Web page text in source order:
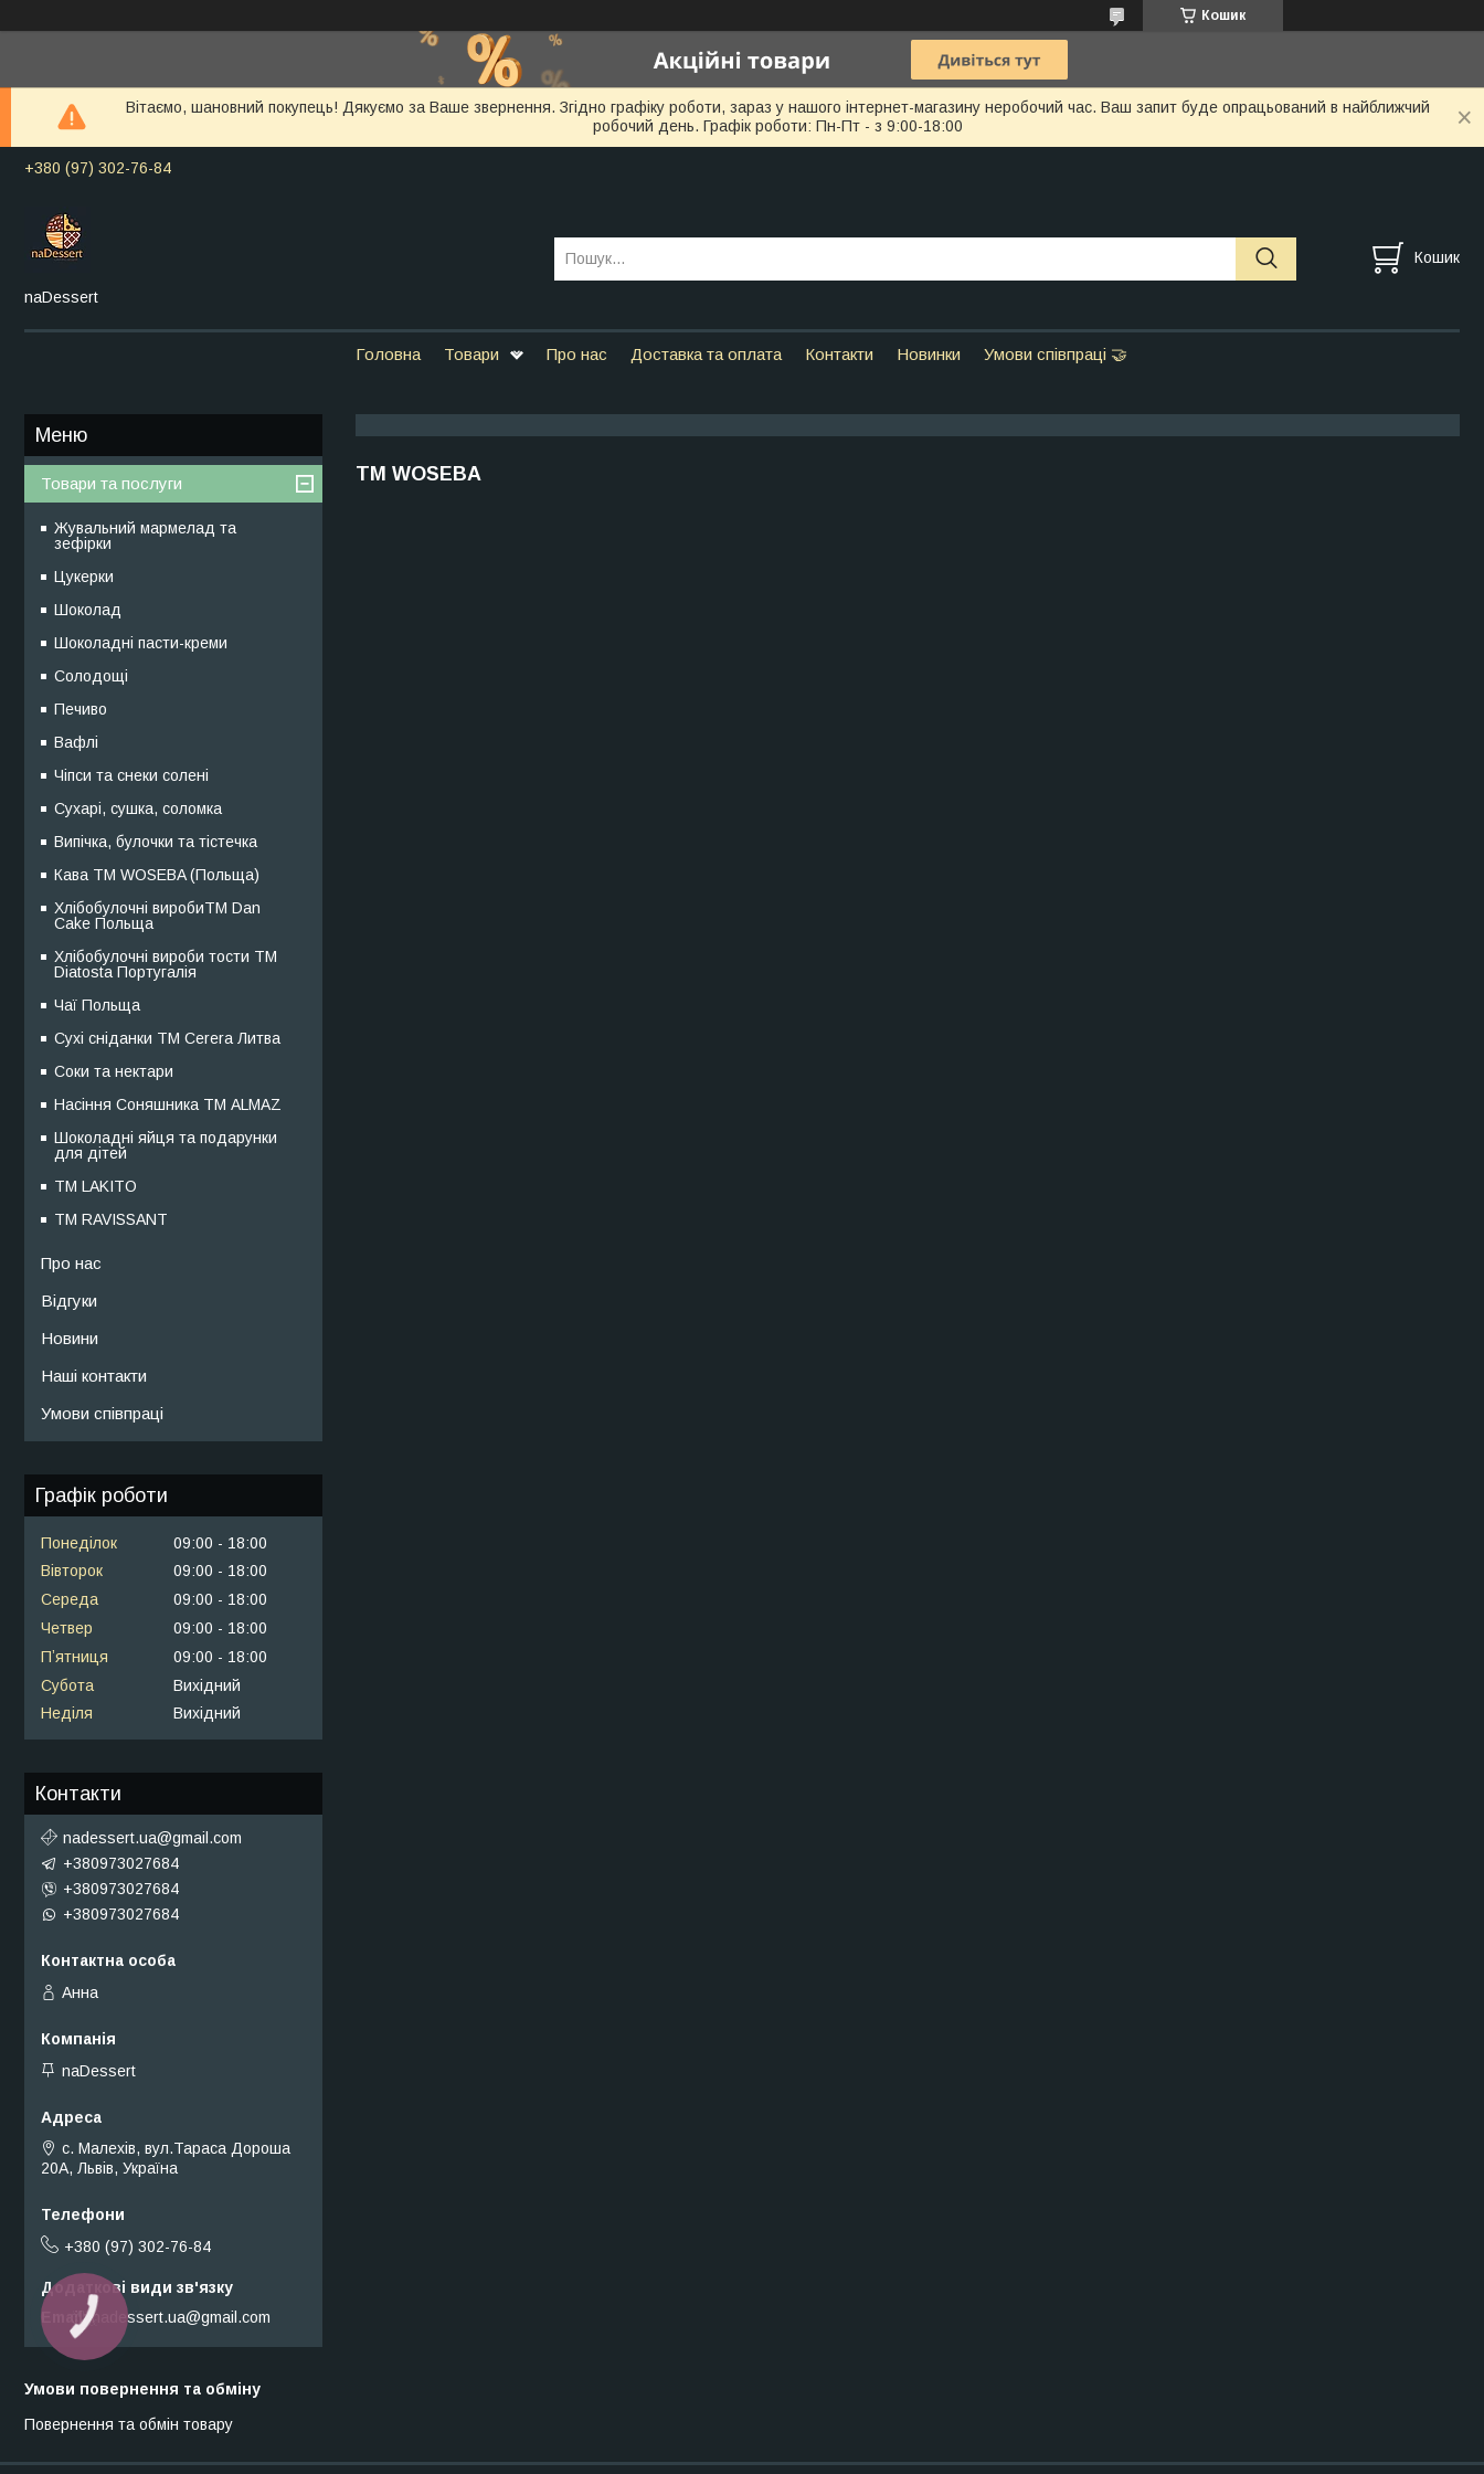
Кошик
Вітаємо, шановний покупець! Дякуємо за Ваше звернення. Згідно графіку роботи, зараз у нашого інтернет-магазину неробочий час. Ваш запит буде опрацьований в найближчий
робочий день. Графік роботи: Пн-Пт - з 9:00-18:00
+380 (97) 302-76-84
naDessert
Кошик
Головна Товари Про нас Доставка та оплата Контакти Новинки Умови співпраці 🤝
ТМ WOSEBA
Товари та послуги
Жувальний мармелад та
зефірки
Цукерки
Шоколад
Шоколадні пасти-креми
Солодощі
Печиво
Вафлі
Чіпси та снеки солені
Сухарі, сушка, соломка
Випічка, булочки та тістечка
Кава TM WOSEBA (Польща)
Хлібобулочні виробиTM Dan
Cake Польща
Хлібобулочні вироби тости ТМ
Diatosta Португалія
Чаї Польща
Сухі сніданки ТМ Cerera Литва
Соки та нектари
Насіння Соняшника ТМ ALMAZ
Шоколадні яйця та подарунки
для дітей
ТМ LAKITO
ТМ RAVISSANT
Про нас
Відгуки
Новини
Наші контакти
Умови співпраці
Графік роботи
Понеділок 09:00
18:00
Вівторок
09:00
18:00
Середа
09:00
18:00
Четвер
09:00
18:00
Пʼятниця
09:00
18:00
Субота
Вихідний
Неділя
Вихідний
Контакти
nadessert.ua@gmail.com
+380973027684
+380973027684
+380973027684
Анна
naDessert
с. Малехів, вул.Тараса Дороша
20А, Львів, Україна
+380 (97) 302-76-84
Email nadessert.ua@gmail.com
Умови повернення та обміну
Повернення та обмін товару
КНОПКА
ЗВ'ЯЗКУ